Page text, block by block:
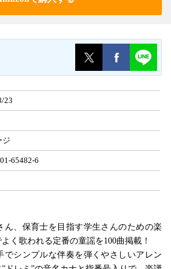
23
ジ
65482-6
ん、保育士を目指す学生さんのための楽
く歌われる定番の童謡を100曲掲載！
でシンプルな伴奏を弾くやさしいアレン